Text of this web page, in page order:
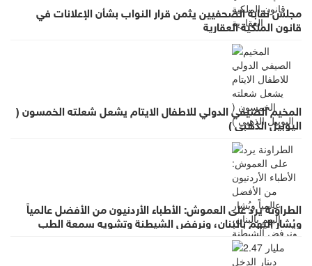
مجلس نقابة الصحفيين يثمن قرار النواب بشأن الإعلانات في
قانون الملكية العقارية
المخيم الصيفي الدولي للاطفال الايتام يشعل شعلته الخمسون (
اليوبيل الذهبي )
الطراونة يرد على العموش: الأطباء الأردنيون من الأفضل عالمياً
ويُشار إليهم بالبنان، ونرفض الشيطنة وتشويه سمعة الطب
بالعموميات